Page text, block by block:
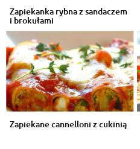
Zapiekanka rybna z sandaczem
i brokułami
Zapiekane cannelloni z cukinią